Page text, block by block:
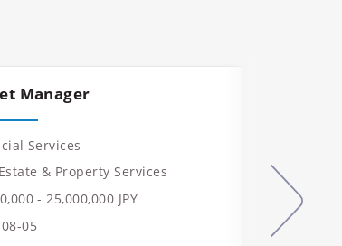
Manager
Services
& Property Services
- 25,000,000 JPY
05